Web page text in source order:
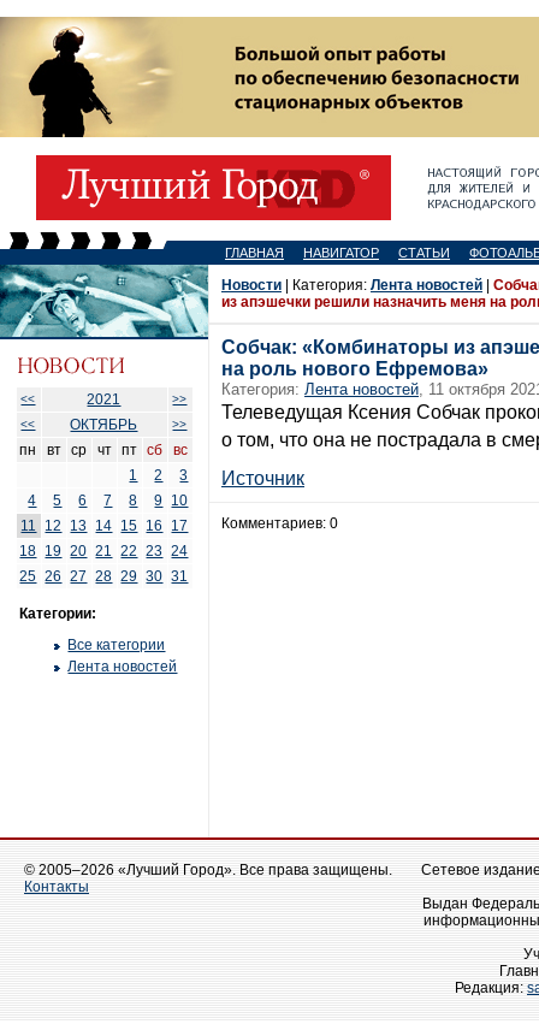
ГЛАВНАЯ НАВИГАТОР СТАТЬИ
<< 2021
>>
<<
ОКТЯБРЬ >>
пн вт ср чт пт сб
вс
1
2
3
4
5 6 7 8 9 10
11
12 13 14 15 16
17
18 19 20 21 22 23 24
25 26 27 28 29 30 31
Категории:
Все категории
Лента новостей
Новости | Категория: Лента новостей
из апэшечки решили назначить меня на
Собчак: «Комбинаторы из
на роль нового Ефремова»
Категория: Лента новостей, 11 октября
Телеведущая Ксения Собчак
о том, что она не пострадала в
Источник
Комментариев: 0
© 2005–2026 «Лучший Город». Все права защищены.
Контакты
Сетевое
Выдан
Редакция: